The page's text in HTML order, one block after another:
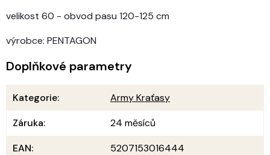
velikost 60 - obvod pasu 120-125 cm
výrobce: PENTAGON
Doplňkové parametry
Kategorie:
Army Kraťasy
Záruka:
24 měsíců
EAN:
5207153016444